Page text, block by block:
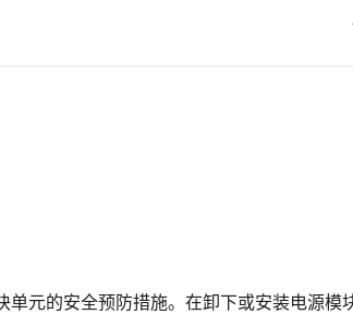
元的安全预防措施。在卸下或安装电源模